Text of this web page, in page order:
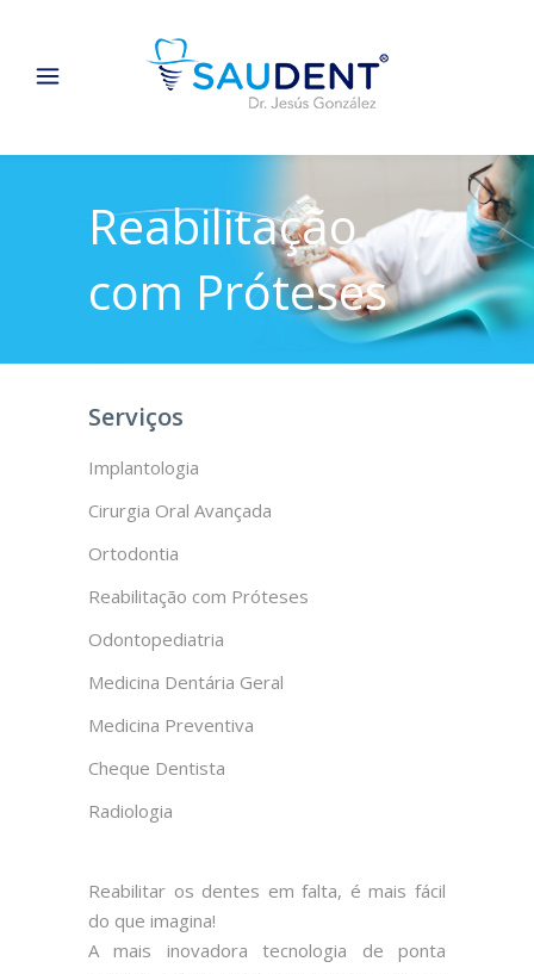
Reabilitação
com Próteses
Serviços
Implantologia
Cirurgia Oral Avançada
Ortodontia
Reabilitação com Próteses
Odontopediatria
Medicina Dentária Geral
Medicina Preventiva
Cheque Dentista
Radiologia
Reabilitar os dentes em falta, é mais fácil
do que imagina!
A mais inovadora tecnologia de ponta